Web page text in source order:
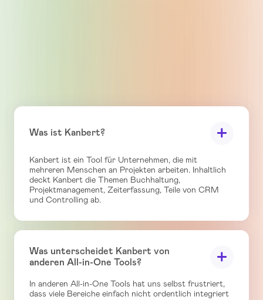
Was ist Kanbert?
Kanbert ist ein Tool für Unternehmen, die mit
mehreren Menschen an Projekten arbeiten. Inhaltlich
deckt Kanbert die Themen Buchhaltung,
Projektmanagement, Zeiterfassung, Teile von CRM
und Controlling ab.
Was unterscheidet Kanbert von
anderen All-in-One Tools?
In anderen All-in-One Tools hat uns selbst frustriert,
dass viele Bereiche einfach nicht ordentlich integriert